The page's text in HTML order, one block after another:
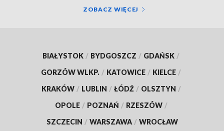
ZOBACZ WIĘCEJ
BIAŁYSTOK / BYDGOSZCZ / GDAŃSK /
GORZÓW WLKP. / KATOWICE / KIELCE /
KRAKÓW / LUBLIN / ŁÓDŹ / OLSZTYN /
OPOLE / POZNAŃ / RZESZÓW /
SZCZECIN / WARSZAWA / WROCŁAW